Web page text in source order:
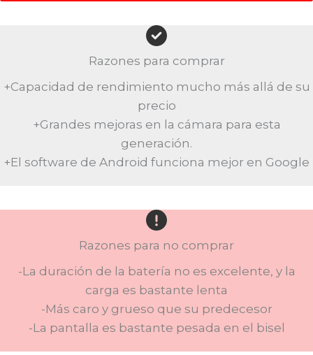
Razones para comprar
+Capacidad de rendimiento mucho más allá de su
precio
+Grandes mejoras en la cámara para esta
generación.
+El software de Android funciona mejor en Google
Razones para no comprar
-La duración de la batería no es excelente, y la
carga es bastante lenta
-Más caro y grueso que su predecesor
-La pantalla es bastante pesada en el bisel